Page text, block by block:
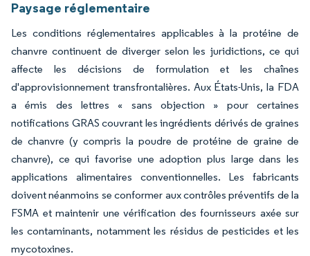
Paysage réglementaire
Les conditions réglementaires applicables à la protéine de
chanvre continuent de diverger selon les juridictions, ce qui
affecte les décisions de formulation et les chaînes
d'approvisionnement transfrontalières. Aux États-Unis, la FDA
a émis des lettres « sans objection » pour certaines
notifications GRAS couvrant les ingrédients dérivés de graines
de chanvre (y compris la poudre de protéine de graine de
chanvre), ce qui favorise une adoption plus large dans les
applications alimentaires conventionnelles. Les fabricants
doivent néanmoins se conformer aux contrôles préventifs de la
FSMA et maintenir une vérification des fournisseurs axée sur
les contaminants, notamment les résidus de pesticides et les
mycotoxines.